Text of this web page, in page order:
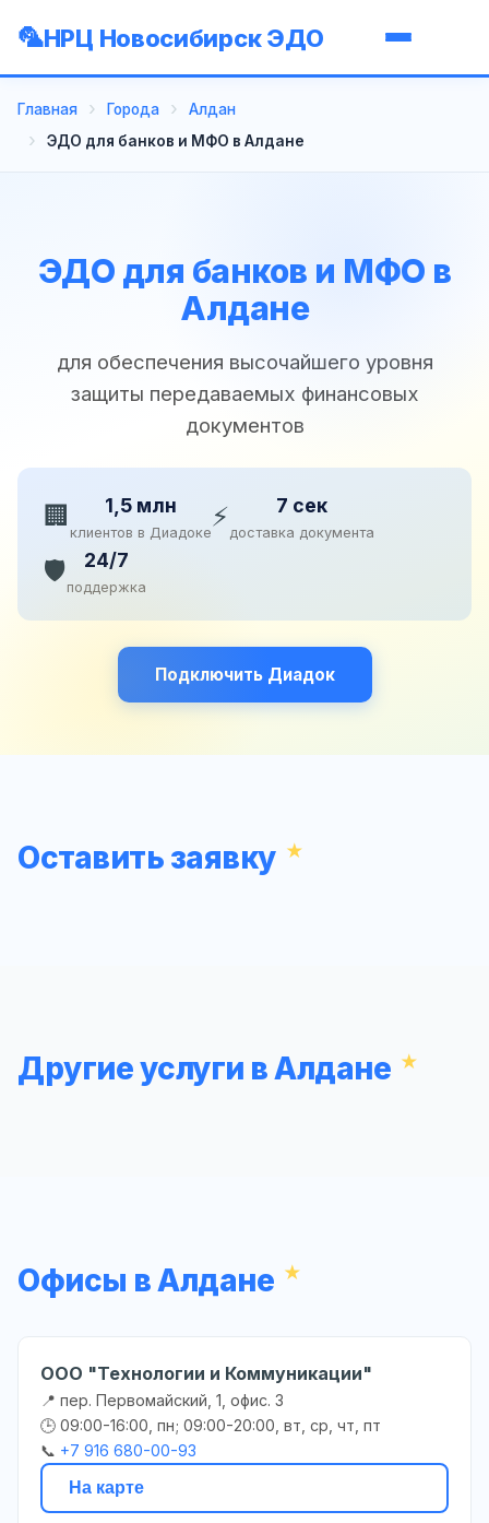
НРЦ Новосибирск ЭДО
Главная Города
Алдан
ЭДО для банков и МФО в Алдане
ЭДО для банков и МФО в
Алдане
для обеспечения высочайшего уровня
защиты передаваемых финансовых
документов
🏢 1,5 млн
клиентов в Диадоке⚡ 7 сек
доставка документа
🛡️ 24/7
поддержка
Подключить Диадок
Оставить заявку
Другие услуги в Алдане
Офисы в Алдане
ООО "Технологии и Коммуникации"
📍 пер. Первомайский, 1, офис. 3
🕒 09:00-16:00, пн; 09:00-20:00, вт, ср, чт, пт
📞 +7 916 680-00-93
На карте